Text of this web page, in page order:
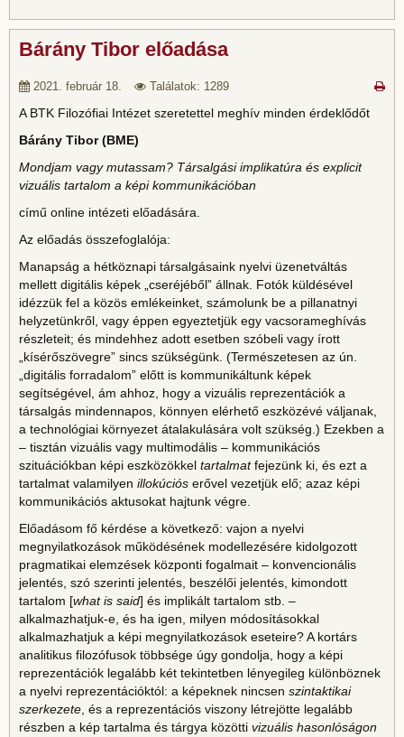
Bárány Tibor előadása
2021. február 18. Találatok: 1289
A BTK Filozófiai Intézet szeretettel meghív minden érdeklődőt
Bárány Tibor (BME)
Mondjam vagy mutassam? Társalgási implikatúra és explicit
vizuális tartalom a képi kommunikációban
című online intézeti előadására.
Az előadás összefoglalója:
Manapság a hétköznapi társalgásaink nyelvi üzenetváltás
mellett digitális képek „cseréjéből” állnak. Fotók küldésével
idézzük fel a közös emlékeinket, számolunk be a pillanatnyi
helyzetünkről, vagy éppen egyeztetjük egy vacsorameghívás
részleteit; és mindehhez adott esetben szóbeli vagy írott
„kísérőszövegre” sincs szükségünk. (Természetesen az ún.
„digitális forradalom” előtt is kommunikáltunk képek
segítségével, ám ahhoz, hogy a vizuális reprezentációk a
társalgás mindennapos, könnyen elérhető eszközévé váljanak,
a technológiai környezet átalakulására volt szükség.) Ezekben a
– tisztán vizuális vagy multimodális – kommunikációs
szituációkban képi eszközökkel tartalmatfejezünk ki, és ezt a
tartalmat valamilyen illokúciós erővel vezetjük elő; azaz képi
kommunikációs aktusokat hajtunk végre.
Előadásom fő kérdése a következő: vajon a nyelvi
megnyilatkozások működésének modellezésére kidolgozott
pragmatikai elemzések központi fogalmait – konvencionális
jelentés, szó szerinti jelentés, beszélői jelentés, kimondott
tartalom [what is said] és implikált tartalom stb. –
alkalmazhatjuk-e, és ha igen, milyen módosításokkal
alkalmazhatjuk a képi megnyilatkozások eseteire? A kortárs
analitikus filozófusok többsége úgy gondolja, hogy a képi
reprezentációk legalább két tekintetben lényegileg különböznek
a nyelvi reprezentációktól: a képeknek nincsen szintaktikai
szerkezete , és a reprezentációs viszony létrejötte legalább
részben a kép tartalma és tárgya közötti vizuális hasonlóságon